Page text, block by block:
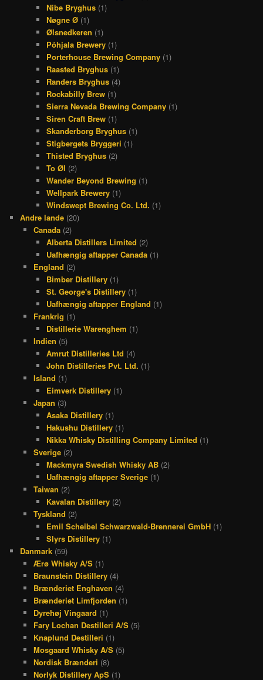
Nibe Bryghus (1)
Nøgne Ø (1)
Ølsnedkeren (1)
Põhjala Brewery (1)
Porterhouse Brewing Company (1)
Raasted Bryghus (1)
Randers Bryghus (4)
Rockabilly Brew (1)
Sierra Nevada Brewing Company (1)
Siren Craft Brew (1)
Skanderborg Bryghus (1)
Stigbergets Bryggeri (1)
Thisted Bryghus (2)
To Øl (2)
Wander Beyond Brewing (1)
Wellpark Brewery (1)
Windswept Brewing Co. Ltd. (1)
Andre lande (20)
Canada(2)
Alberta Distillers Limited (2)
Uafhængig aftapper Canada (1)
England (2)
Bimber Distillery (1)
St. George's Distillery (1)
Uafhængig aftapper England (1)
Frankrig (1)
Distillerie Warenghem (1)
Indien (5)
Amrut Distilleries Ltd (4)
John Distilleries Pvt. Ltd. (1)
Island (1)
Eimverk Distillery (1)
Japan (3)
Asaka Distillery (1)
Hakushu Distillery (1)
Nikka Whisky Distilling Company Limited (1)
Sverige(2)
Mackmyra Swedish Whisky AB (2)
Uafhængig aftapper Sverige (1)
Taiwan (2)
Kavalan Distillery (2)
Tyskland (2)
Emil Scheibel Schwarzwald-Brennerei GmbH (1)
Slyrs Distillery (1)
Danmark (59)
Ærø Whisky A/S(1)
Braunstein Distillery(4)
Brænderiet Enghaven (4)
Brænderiet Limfjorden (1)
Dyrehøj Vingaard (1)
Fary Lochan Destilleri A/S(5)
Knaplund Destilleri (1)
Mosgaard Whisky A/S(5)
Nordisk Brænderi (8)
Norlyk Distillery ApS(1)